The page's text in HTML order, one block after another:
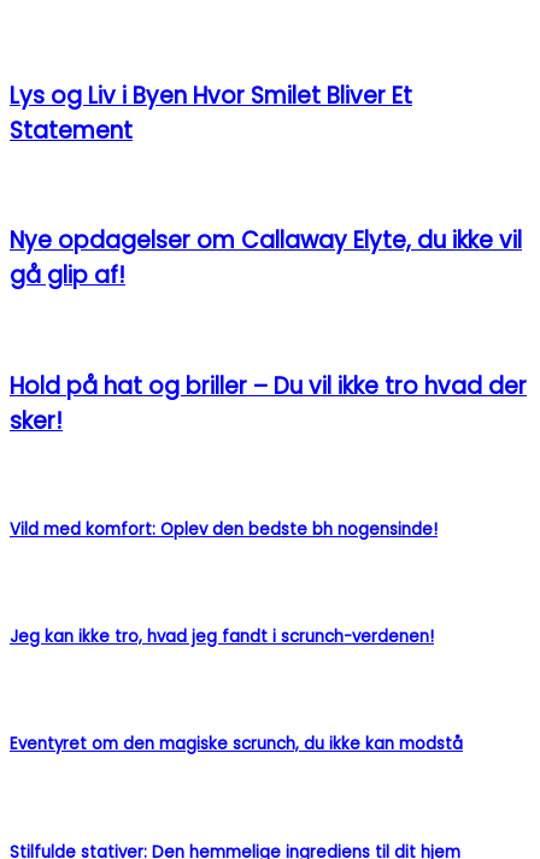
Lys og Liv i Byen Hvor Smilet Bliver Et
Statement
Nye opdagelser om Callaway Elyte, du ikke vil
gå glip af!
Hold på hat og briller – Du vil ikke tro hvad der
sker!
Vild med komfort: Oplev den bedste bh nogensinde!
Jeg kan ikke tro, hvad jeg fandt i scrunch-verdenen!
Eventyret om den magiske scrunch, du ikke kan modstå
Stilfulde stativer: Den hemmelige ingrediens til dit hjem